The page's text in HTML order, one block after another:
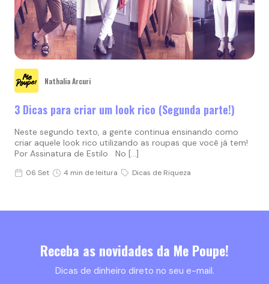
Nathalia Arcuri
3 Dicas para criar um look rico (Segunda parte!)
Neste segundo texto, a gente continua ensinando como
criar aquele look rico utilizando as roupas que você já tem!
Por Assinatura de Estilo No […]
06 Set 4 min de leitura Dicas de Riqueza
Receba as novidades da Me Poupe!
Dicas de dinheiro direto no seu e-mail.